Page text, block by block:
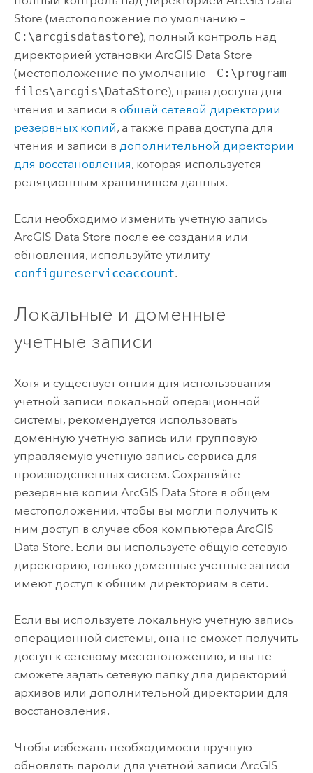
Store (местоположение по умолчанию –
C:\arcgisdatastore), полный контроль над
директорией установки ArcGIS Data Store
(местоположение по умолчанию – C:\program
files\arcgis\DataStore), права доступа для
чтения и записи в общей сетевой директории
резервных копий, а также права доступа для
чтения и записи в дополнительной директории
для восстановления, которая используется
реляционным хранилищем данных.
Если необходимо изменить учетную запись
ArcGIS Data Store после ее создания или
обновления, используйте утилиту
configureserviceaccount.
Локальные и доменные
учетные записи
Хотя и существует опция для использования
учетной записи локальной операционной
системы, рекомендуется использовать
доменную учетную запись или групповую
управляемую учетную запись сервиса для
производственных систем. Сохраняйте
резервные копии ArcGIS Data Store в общем
местоположении, чтобы вы могли получить к
ним доступ в случае сбоя компьютера ArcGIS
Data Store. Если вы используете общую сетевую
директорию, только доменные учетные записи
имеют доступ к общим директориям в сети.
Если вы используете локальную учетную запись
операционной системы, она не сможет получить
доступ к сетевому местоположению, и вы не
сможете задать сетевую папку для директорий
архивов или дополнительной директории для
восстановления.
Чтобы избежать необходимости вручную
обновлять пароли для учетной записи ArcGIS